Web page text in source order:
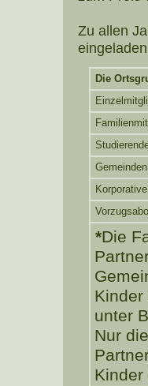
Zu allen
Die
Gemeinden
*Die
unter
Nur